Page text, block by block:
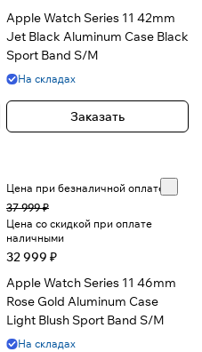
Apple Watch Series 11 42mm
Jet Black Aluminum Case Black
Sport Band S/M
На складах
Заказать
Цена при безналичной оплате
37 999 ₽
Цена со скидкой при оплате
наличными
32 999 ₽
Apple Watch Series 11 46mm
Rose Gold Aluminum Case
Light Blush Sport Band S/M
На складах